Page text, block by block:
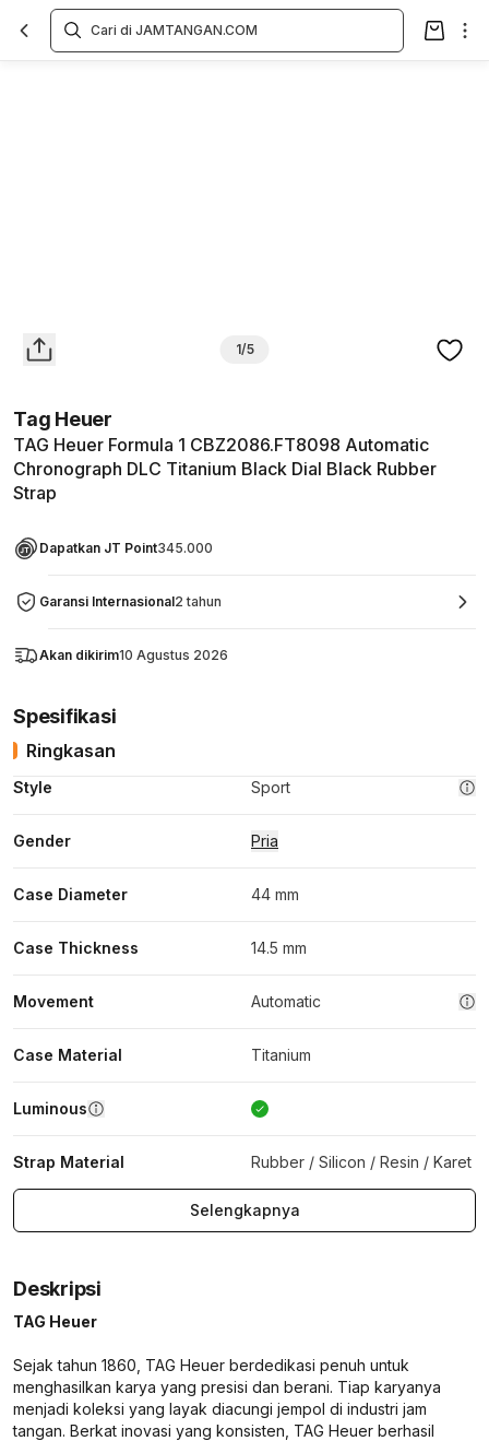
1/5
Tag Heuer
TAG Heuer Formula 1 CBZ2086.FT8098 Automatic
Chronograph DLC Titanium Black Dial Black Rubber
Strap
Dapatkan JT Point345.000
Garansi Internasional2 tahun
Akan dikirim10 Agustus 2026
Spesifikasi
Ringkasan
Style Sport
Gender Pria
Case Diameter 44 mm
Case Thickness 14.5 mm
Movement Automatic
Case Material Titanium
Luminous
Strap Material Rubber / Silicon / Resin / Karet
Selengkapnya
Deskripsi
TAG Heuer
Sejak tahun 1860, TAG Heuer berdedikasi penuh untuk
menghasilkan karya yang presisi dan berani. Tiap karyanya
menjadi koleksi yang layak diacungi jempol di industri jam
tangan. Berkat inovasi yang konsisten, TAG Heuer berhasil